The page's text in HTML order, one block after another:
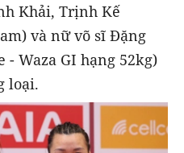
Khải, Trịnh Kế
và nữ võ sĩ Đặng
Waza GI hạng 52kg)
loại.